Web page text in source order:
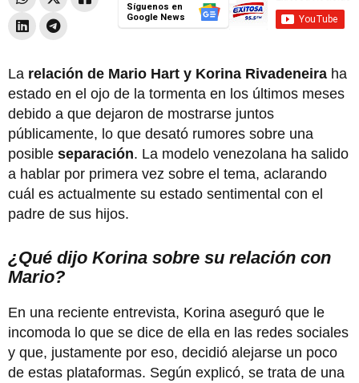
Síguenos en
Google News
La relación de Mario Hart y Korina Rivadeneira ha
estado en el ojo de la tormenta en los últimos meses
debido a que dejaron de mostrarse juntos
públicamente, lo que desató rumores sobre una
posible separación. La modelo venezolana ha salido
a hablar por primera vez sobre el tema, aclarando
cuál es actualmente su estado sentimental con el
padre de sus hijos.
¿Qué dijo Korina sobre su relación con
Mario?
En una reciente entrevista, Korina aseguró que le
incomoda lo que se dice de ella en las redes sociales
y que, justamente por eso, decidió alejarse un poco
de estas plataformas. Según explicó, se trata de una